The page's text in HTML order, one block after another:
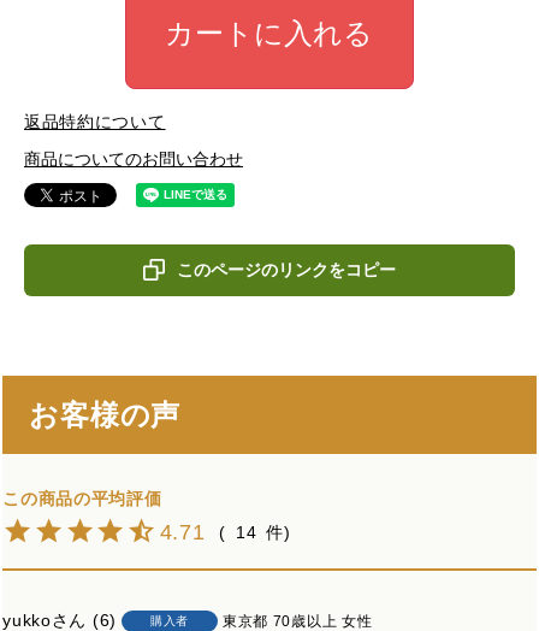
カートに入れる
返品特約について
商品についてのお問い合わせ
このページのリンクをコピー
お客様の声
4.71 14
yukko 6 購入者 東京都 70歳以上 女性